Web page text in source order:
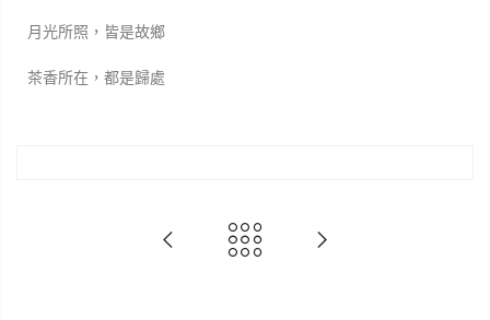
月光所照，皆是故鄉
茶香所在，都是歸處